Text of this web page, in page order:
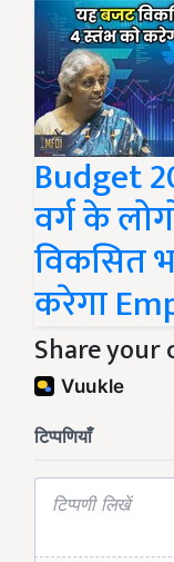
Budget
वर्ग के
विकसित
करेगा
Share your